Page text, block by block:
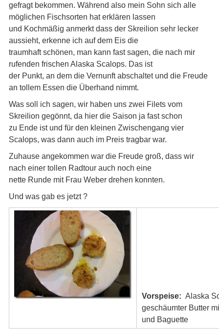
gefragt bekommen. Während also mein Sohn sich alle
möglichen Fischsorten hat erklären lassen
und Kochmäßig anmerkt dass der Skreilion sehr lecker
aussieht, erkenne ich auf dem Eis die
traumhaft schönen, man kann fast sagen, die nach mir
rufenden frischen Alaska Scalops. Das ist
der Punkt, an dem die Vernunft abschaltet und die Freude
an tollem Essen die Überhand nimmt.
Was soll ich sagen, wir haben uns zwei Filets vom
Skreilion gegönnt, da hier die Saison ja fast schon
zu Ende ist und für den kleinen Zwischengang vier
Scalops, was dann auch im Preis tragbar war.
Zuhause angekommen war die Freude groß, dass wir
nach einer tollen Radtour auch noch eine
nette Runde mit Frau Weber drehen konnten.
Und was gab es jetzt ?
Vorspeise: Alaska
geschäumter Butter
und Baguette